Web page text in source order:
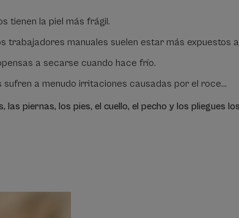
tienen la piel más frágil.
trabajadores manuales suelen estar más expuestos
a secarse cuando hace frío.
a menudo irritaciones causadas por el roce...
las piernas, los pies, el cuello, el pecho y los pliegues